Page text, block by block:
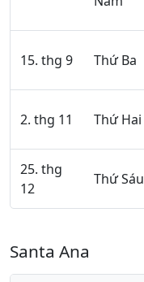
15. thg 9 Thứ Ba
2. thg 11 Thứ Hai
25. thg
12
Thứ Sáu
Santa Ana